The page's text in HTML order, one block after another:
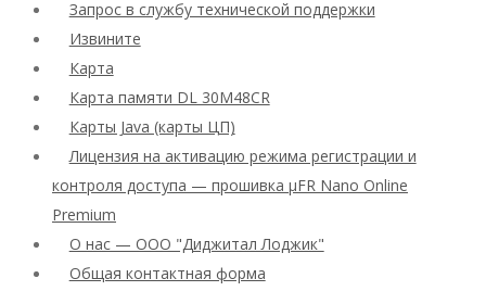
Запрос в службу технической поддержки
Извините
Карта
Карта памяти DL 30M48CR
Карты Java (карты ЦП)
Лицензия на активацию режима регистрации и
контроля доступа — прошивка μFR Nano Online
Premium
О нас — ООО "Диджитал Лоджик"
Общая контактная форма